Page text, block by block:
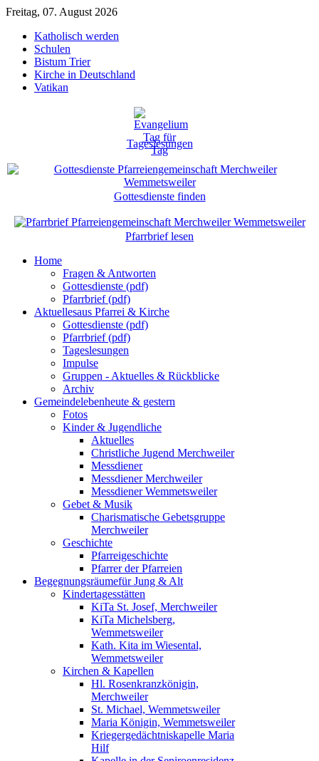
Freitag, 07. August 2026
Katholisch werden
Schulen
Bistum Trier
Kirche in Deutschland
Vatikan
Tageslesungen
Gottesdienste finden
Pfarrbrief lesen
Home
Fragen & Antworten
Gottesdienste (pdf)
Pfarrbrief (pdf)
Aktuellesaus Pfarrei & Kirche
Gottesdienste (pdf)
Pfarrbrief (pdf)
Tageslesungen
Impulse
Gruppen - Aktuelles & Rückblicke
Archiv
Gemeindelebenheute & gestern
Fotos
Kinder & Jugendliche
Aktuelles
Christliche Jugend Merchweiler
Messdiener
Messdiener Merchweiler
Messdiener Wemmetsweiler
Gebet & Musik
Charismatische Gebetsgruppe
Merchweiler
Geschichte
Pfarreigeschichte
Pfarrer der Pfarreien
Begegnungsräumefür Jung & Alt
Kindertagesstätten
KiTa St. Josef, Merchweiler
KiTa Michelsberg,
Wemmetsweiler
Kath. Kita im Wiesental,
Wemmetsweiler
Kirchen & Kapellen
Hl. Rosenkranzkönigin,
Merchweiler
St. Michael, Wemmetsweiler
Maria Königin, Wemmetsweiler
Kriegergedächtniskapelle Maria
Hilf